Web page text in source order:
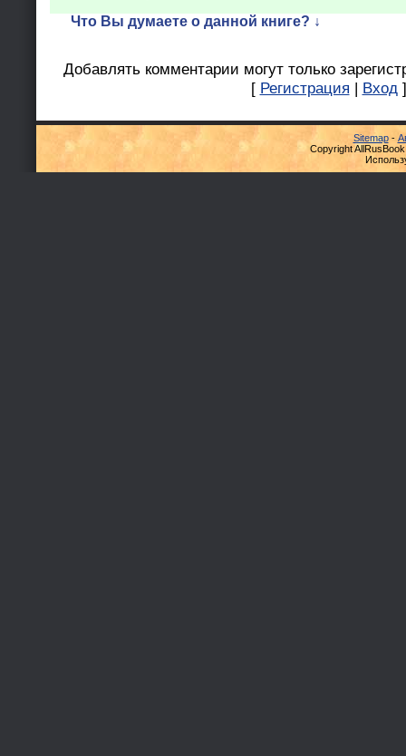
Что Вы думаете о данной книге? ↓
Добавлять комментарии могут только
[ Регистрация | Вход ]
Sitemap-
Copyright